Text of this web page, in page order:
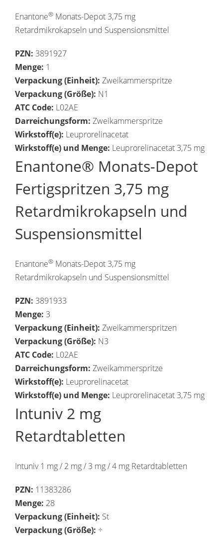
Enantone® Monats-Depot 3,75 mg
Retardmikrokapseln und Suspensionsmittel
PZN: 3891927
Menge: 1
Verpackung (Einheit): Zweikammerspritze
Verpackung (Größe): N1
ATC Code: L02AE
Darreichungsform: Zweikammerspritze
Wirkstoff(e): Leuprorelinacetat
Wirkstoff(e) und Menge: Leuprorelinacetat 3,75 mg
Enantone® Monats-Depot
Fertigspritzen 3,75 mg
Retardmikrokapseln und
Suspensionsmittel
Enantone® Monats-Depot 3,75 mg
Retardmikrokapseln und Suspensionsmittel
PZN: 3891933
Menge: 3
Verpackung (Einheit): Zweikammerspritzen
Verpackung (Größe): N3
ATC Code: L02AE
Darreichungsform: Zweikammerspritze
Wirkstoff(e): Leuprorelinacetat
Wirkstoff(e) und Menge: Leuprorelinacetat 3,75 mg
Intuniv 2 mg
Retardtabletten
Intuniv 1 mg / 2 mg / 3 mg / 4 mg Retardtabletten
PZN: 11383286
Menge: 28
Verpackung (Einheit): St
Verpackung (Größe): ÷